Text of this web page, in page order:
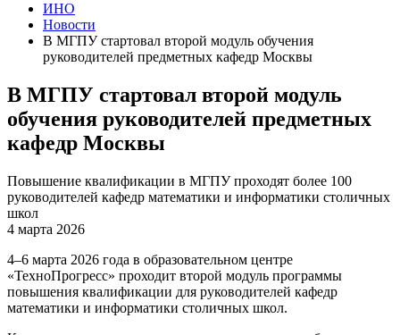
ИНО
Новости
В МГПУ стартовал второй модуль обучения
руководителей предметных кафедр Москвы
В МГПУ стартовал второй модуль
обучения руководителей предметных
кафедр Москвы
Повышение квалификации в МГПУ проходят более 100
руководителей кафедр математики и информатики столичных
школ
4 марта 2026
4–6 марта 2026 года в образовательном центре
«ТехноПрогресс» проходит второй модуль программы
повышения квалификации для руководителей кафедр
математики и информатики столичных школ.